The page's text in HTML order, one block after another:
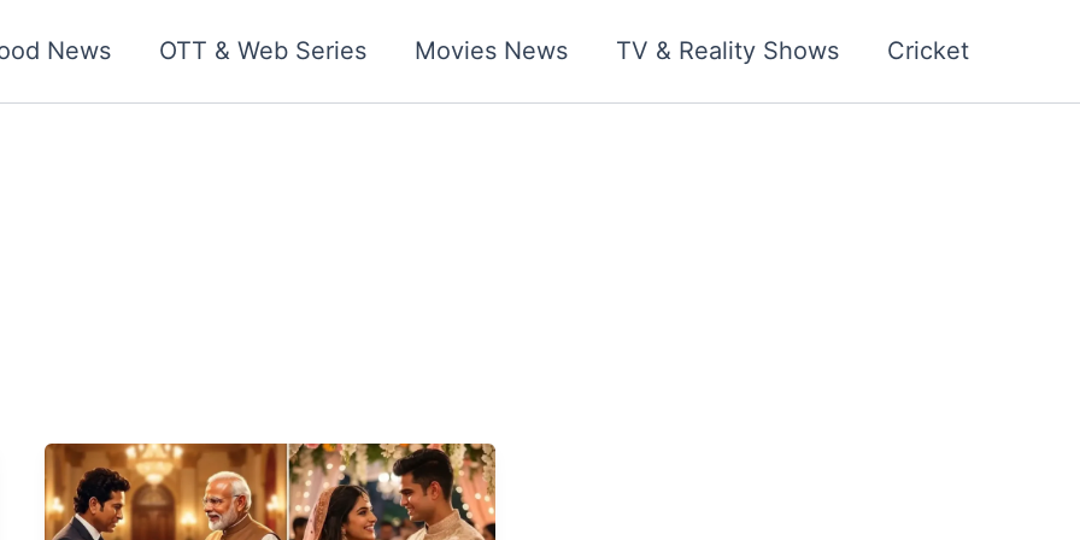
News OTT & Web Series Movies News TV & Reality Shows Cricket